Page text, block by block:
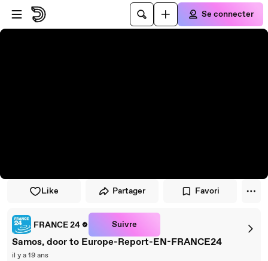
Passer au player
Passer au contenu principal
Se connecter
Like Partager Favori
FRANCE 24 Suivre
Samos, door to Europe-Report-EN-FRANCE24
il y a 19 ans